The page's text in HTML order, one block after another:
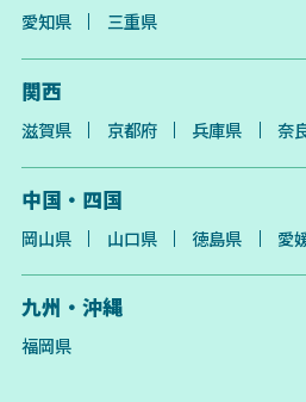
愛知県 三重県
関西
滋賀県 京都府 兵庫県 奈
中国・四国
岡山県 山口県 徳島県 愛
九州・沖縄
福岡県